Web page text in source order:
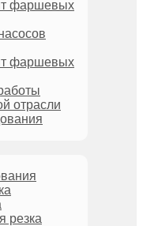
фаршевых
фаршевых
отрасли
резка